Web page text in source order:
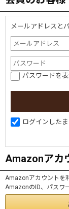
メールアドレスと
パスワードを
ログインした
Amazonアカ
Amazonアカウントを
AmazonのID、パスワ